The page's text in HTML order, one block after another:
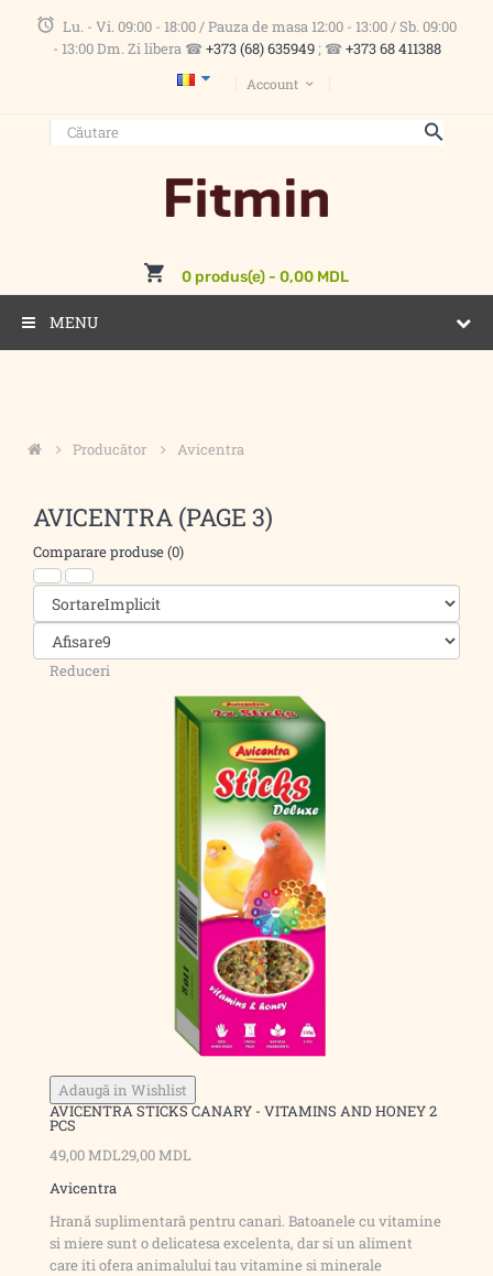
Lu. - Vi. 09:00 - 18:00 / Pauza de masa 12:00 - 13:00 / Sb. 09:00
- 13:00 Dm. Zi libera ☎+373 (68) 635949; ☎+373 68 411388
Account
0 produs(e) - 0,00 MDL
MENU
Producător Avicentra
AVICENTRA (PAGE 3)
Comparare produse (0)
Reduceri
Adaugă in Wishlist
AVICENTRA STICKS CANARY - VITAMINS AND HONEY 2
PCS
49,00 MDL29,00 MDL
Avicentra
Hrană suplimentară pentru canari. Batoanele cu vitamine
si miere sunt o delicatesa excelenta, dar si un aliment
care iti ofera animalului tau vitamine si minerale